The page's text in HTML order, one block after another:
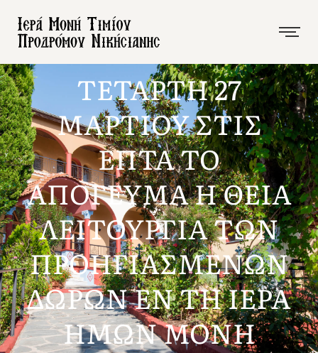
ΤΕΤΑΡΤΗ 27
ΜΑΡΤΙΟΥ ΣΤΙΣ
ΕΠΤΑ ΤΟ
ΑΠΟΓΕΥΜΑ Η ΘΕΙΑ
ΛΕΙΤΟΥΡΓΙΑ ΤΩΝ
ΠΡΟΗΓΙΑΣΜΕΝΩΝ
ΔΩΡΩΝ ΕΝ ΤΗ ΙΕΡΑ
ΗΜΩΝ ΜΟΝΗ